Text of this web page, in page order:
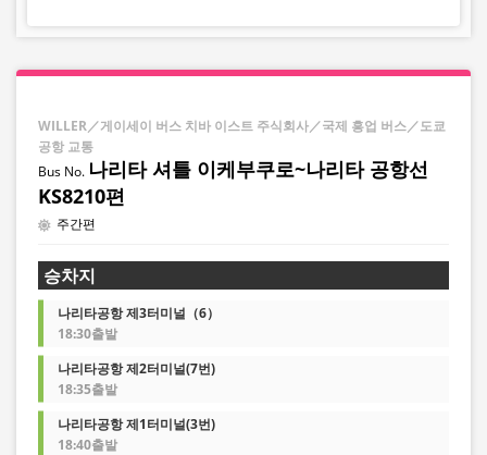
WILLER／게이세이 버스 치바 이스트 주식회사／국제 흥업 버스／도쿄
공항 교통
나리타 셔틀 이케부쿠로~나리타 공항선
KS8210편
주간편
승차지
나리타공항 제3터미널（6）
18:30출발
나리타공항 제2터미널(7번)
18:35출발
나리타공항 제1터미널(3번)
18:40출발